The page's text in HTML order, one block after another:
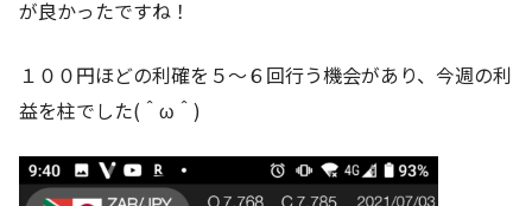
が良かったですね！
１００円ほどの利確を５～６回行う機会があり、今週の利
益を柱でした(＾ω＾)